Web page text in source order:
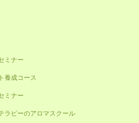
ミナー
養成コース
ミナー
ラピーのアロマスクール